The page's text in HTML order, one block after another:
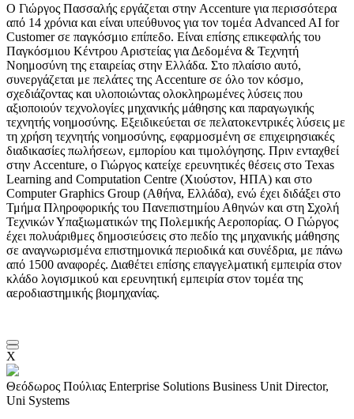
Ο Γιώργος Πασσαλής εργάζεται στην Accenture για περισσότερα
από 14 χρόνια και είναι υπεύθυνος για τον τομέα Advanced AI for
Customer σε παγκόσμιο επίπεδο. Είναι επίσης επικεφαλής του
Παγκόσμιου Κέντρου Αριστείας για Δεδομένα & Τεχνητή
Νοημοσύνη της εταιρείας στην Ελλάδα. Στο πλαίσιο αυτό,
συνεργάζεται με πελάτες της Accenture σε όλο τον κόσμο,
σχεδιάζοντας και υλοποιώντας ολοκληρωμένες λύσεις που
αξιοποιούν τεχνολογίες μηχανικής μάθησης και παραγωγικής
τεχνητής νοημοσύνης. Εξειδικεύεται σε πελατοκεντρικές λύσεις με
τη χρήση τεχνητής νοημοσύνης, εφαρμοσμένη σε επιχειρησιακές
διαδικασίες πωλήσεων, εμπορίου και τιμολόγησης. Πριν ενταχθεί
στην Accenture, ο Γιώργος κατείχε ερευνητικές θέσεις στο Texas
Learning and Computation Centre (Χιούστον, ΗΠΑ) και στο
Computer Graphics Group (Αθήνα, Ελλάδα), ενώ έχει διδάξει στο
Τμήμα Πληροφορικής του Πανεπιστημίου Αθηνών και στη Σχολή
Τεχνικών Υπαξιωματικών της Πολεμικής Αεροπορίας. Ο Γιώργος
έχει πολυάριθμες δημοσιεύσεις στο πεδίο της μηχανικής μάθησης
σε αναγνωρισμένα επιστημονικά περιοδικά και συνέδρια, με πάνω
από 1500 αναφορές. Διαθέτει επίσης επαγγελματική εμπειρία στον
κλάδο λογισμικού και ερευνητική εμπειρία στον τομέα της
αεροδιαστημικής βιομηχανίας.
X
Θεόδωρος Πούλιας Enterprise Solutions Business Unit Director,
Uni Systems